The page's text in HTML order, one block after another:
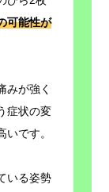
可能性が
みが強く
症状の変
です。
いる姿勢